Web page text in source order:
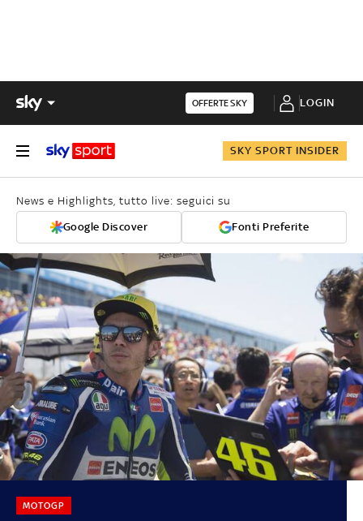
OFFERTE SKY LOGIN
SKY SPORT INSIDER
News e Highlights, tutto live: seguici su
Google Discover Fonti Preferite
MOTOGP